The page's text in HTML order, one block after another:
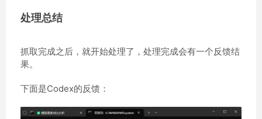
处理总结
抓取完成之后，就开始处理了，处理完成会有一个反馈结
果。
下面是Codex的反馈：